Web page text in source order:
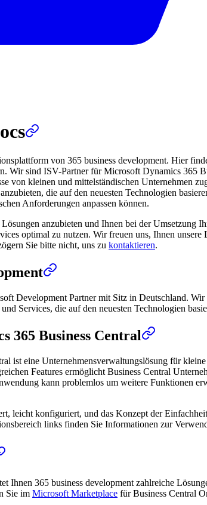
von 365 business development. Hier
Wir sind ISV-Partner für Microsoft Dynamics 365
von kleinen und mittelständischen Unternehmen
die auf den neuesten Technologien
Anforderungen anpassen können.
anzubieten und Ihnen bei der
optimal zu nutzen. Wir freuen uns, Ihnen
Sie bitte nicht, uns zu kontaktieren.
Development Partner mit Sitz in Deutschland.
Services, die auf den neuesten Technologien
365 Business Central
ist eine Unternehmensverwaltungslösung für
Features ermöglicht Business Central
kann problemlos um weitere Funktionen
leicht konfiguriert, und das Konzept der
links finden Sie Informationen zur
Ihnen 365 business development zahlreiche
Sie im Microsoft Marketplace für Business Central